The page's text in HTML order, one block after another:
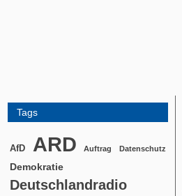
Tags
AfD ARD Auftrag Datenschutz
Demokratie
Deutschlandradio